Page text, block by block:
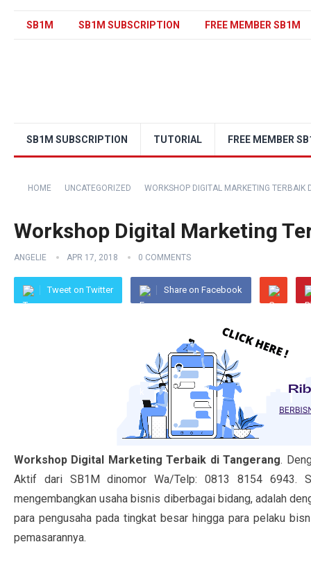
SB1M SB1M SUBSCRIPTION FREE MEMBER SB1M
SB1M SUBSCRIPTION TUTORIAL FREE MEMBER
HOME UNCATEGORIZED WORKSHOP DIGITAL MARKETING TERBAIK
Workshop Digital Marketing
ANGELIE APR 17, 2018 0 COMMENTS
Tweet on Twitter Share on Facebook
Workshop Digital Marketing Terbaik di Tangerang.
Aktif dari SB1M dinomor Wa/Telp: 0813 8154 6943.
mengembangkan usaha bisnis diberbagai bidang, adalah
para pengusaha pada tingkat besar hingga para pelaku
pemasarannya.